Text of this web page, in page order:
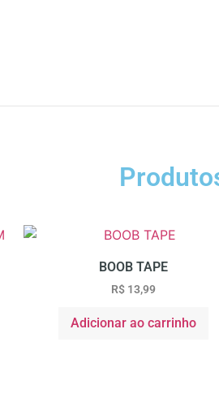
BOOB TAPE
R$13,99
Adicionar ao carrinho